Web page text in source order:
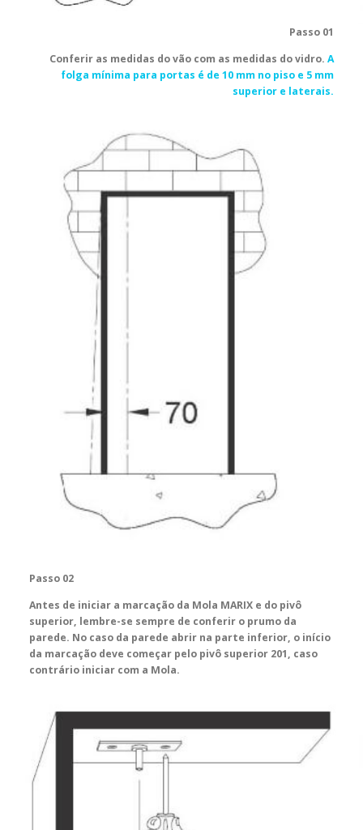
Passo 01
Conferir as medidas do vão com as medidas do vidro.A
folga mínima para portas é de 10 mm no piso e 5 mm
superior e laterais.
Passo 02
Antes de iniciar a marcação da Mola MARIX e do pivô
superior, lembre-se sempre de conferir o prumo da
parede. No caso da parede abrir na parte inferior, o início
da marcação deve começar pelo pivô superior 201, caso
contrário iniciar com a Mola.